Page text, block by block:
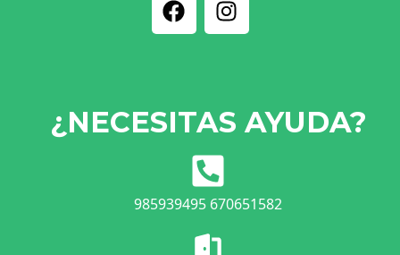
¿NECESITAS AYUDA?
985939495 670651582